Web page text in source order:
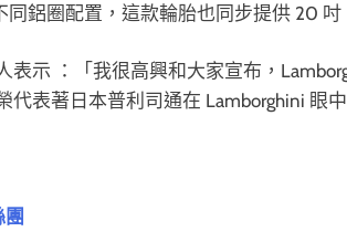
同鋁圈配置，這款輪胎也同步提供 20 吋
表示 ：「我很高興和大家宣布，
表著日本普利司通在 Lamborghini 眼中
團